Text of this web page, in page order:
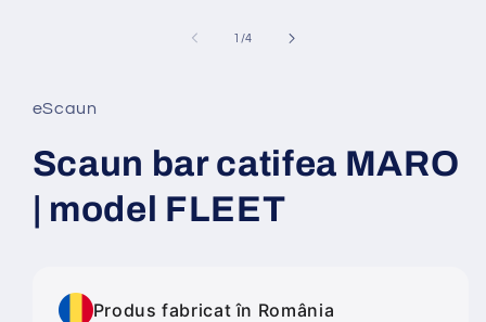
fereastră
modală
1 /din
4
eScaun
Scaun bar catifea MARO
| model FLEET
Produs fabricat în România